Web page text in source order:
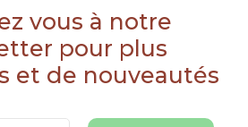
vous à notre
pour plus
et de nouveautés